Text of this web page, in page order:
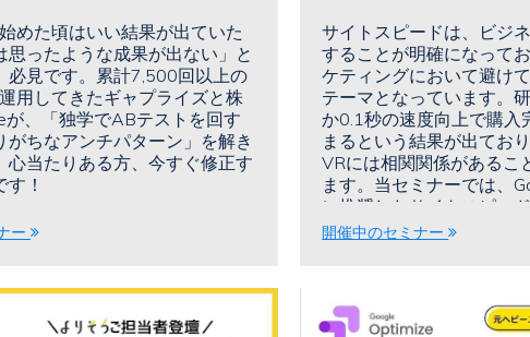
敗パターン大解剖
タン・LUSH・カ
クラインなどの事
介～
めた頃はいい結果が出ていた
思ったような成果が出ない」と
必見です。累計7,500回以上の
用してきたギャプライズと株
が、「独学でABテストを回す
がちなアンチパターン」を解き
心当たりある方、今すぐ修正す
！
ー
サイトスピードは、ビジ
することが明確になって
ケティングにおいて避け
テーマとなっています。
か0.1秒の速度向上で購入
まるという結果が出てお
VRには相関関係があるこ
ます。当セミナーでは、
に推奨したサイトスピー
だけわかりやすくご紹介し
開催中のセミナー